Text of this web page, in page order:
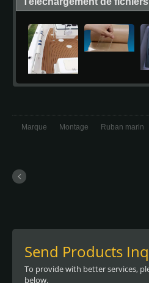
Marque Montage Ruban marin